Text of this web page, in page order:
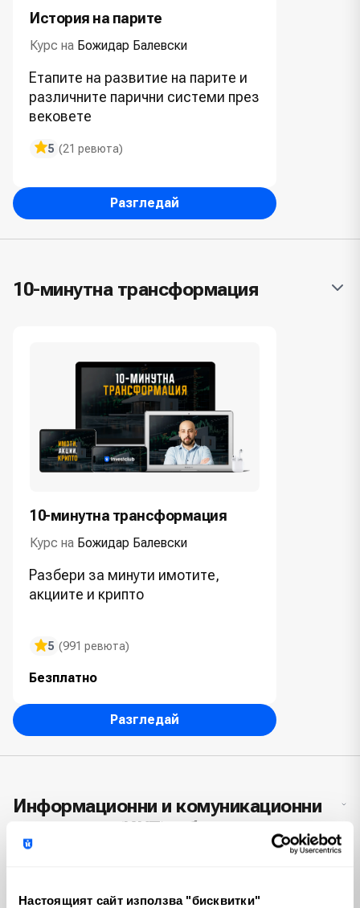
Настоящият сайт използва "бисквитки"
История на парите
Курс на Божидар Балевски
Етапите на развитие на парите и
различните парични системи през
вековете
5 (21 ревюта)
Разгледай
10-минутна трансформация
10-минутна трансформация
Курс на Божидар Балевски
Разбери за минути имотите,
акциите и крипто
5 (991 ревюта)
Безплатно
Разгледай
Информационни и комуникационни
технологии (ИКТ) в банковото,
застрахователното и